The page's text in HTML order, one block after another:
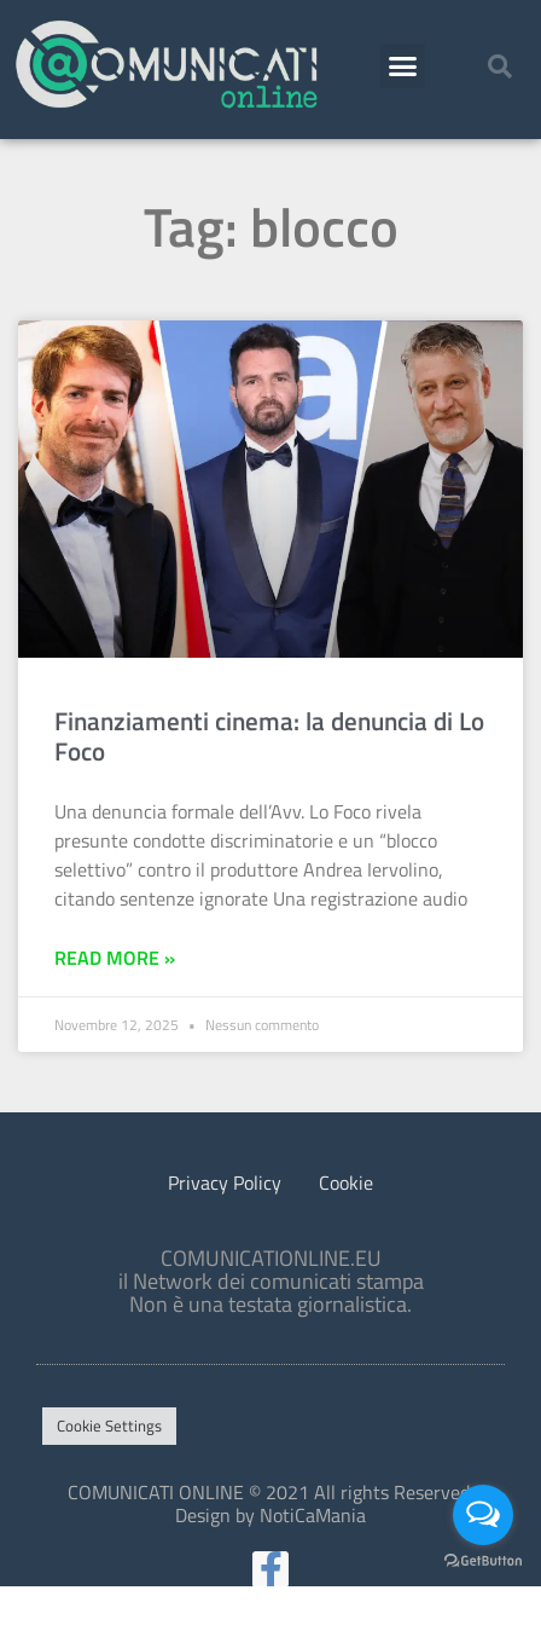
Tag: blocco
Finanziamenti cinema: la denuncia di Lo
Foco
Una denuncia formale dell’Avv. Lo Foco rivela
presunte condotte discriminatorie e un “blocco
selettivo” contro il produttore Andrea Iervolino,
citando sentenze ignorate Una registrazione audio
READ MORE »
Novembre 12, 2025 Nessun commento
Privacy Policy Cookie
COMUNICATIONLINE.EU
il Network dei comunicati stampa
Non è una testata giornalistica.
Cookie Settings
COMUNICATI ONLINE © 2021 All rights Reserved.
Design by NotiCaMania